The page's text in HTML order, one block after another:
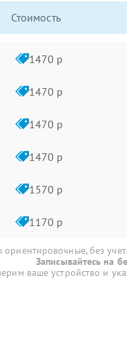
Стоимость
1470 р
1470 р
1470 р
1470 р
1570 р
1170 р
без
Записывайтесь на
ваше устройство и